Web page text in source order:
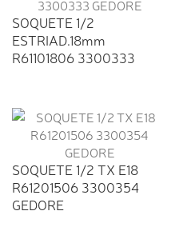
SOQUETE 1/2
ESTRIAD.18mm
R61101806 3300333
SOQUETE 1/2 TX E18
R61201506 3300354
GEDORE